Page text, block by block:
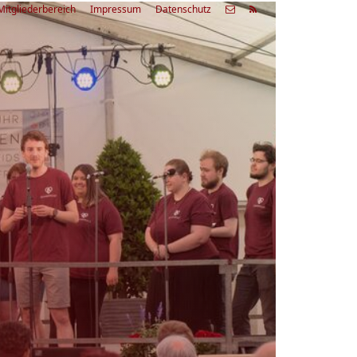
Impressum Datenschutz
Letzte Alle
Acapella Week - offen
alle
Uhr
Zum Workshop